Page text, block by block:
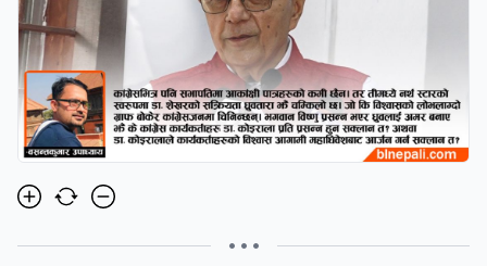
• • •